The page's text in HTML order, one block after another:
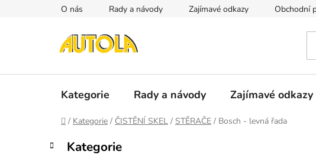
O nás Rady a návody Zajímavé odkazy Obchodní
Kategorie Rady a návody Zajímavé odkazy
Domů
/ Kategorie / ČISTĚNÍ SKEL / STĚRAČE / Bosch - levná řada
PPřeskočit
kategorie
K
a
Kategorie